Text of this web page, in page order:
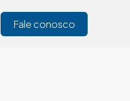
Fale conosco